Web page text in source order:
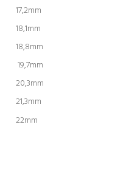
17,2mm
18,1mm
18,8mm
19,7mm
20,3mm
21,3mm
22mm